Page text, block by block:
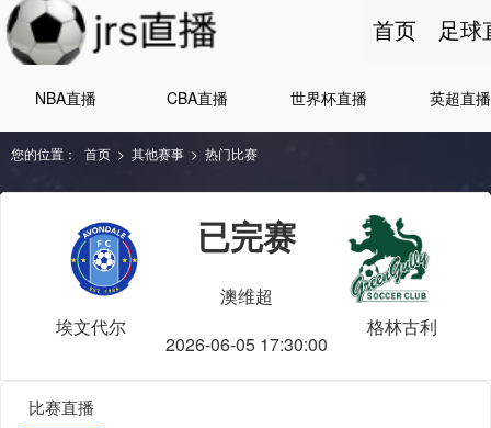
首页 足球
NBA直播 CBA直播 世界杯直播 英超直播
您的位置： 首页 > 其他赛事 > 热门比赛
埃文代尔
已完赛
澳维超
2026-06-05 17:30:00
格林古利
比赛直播